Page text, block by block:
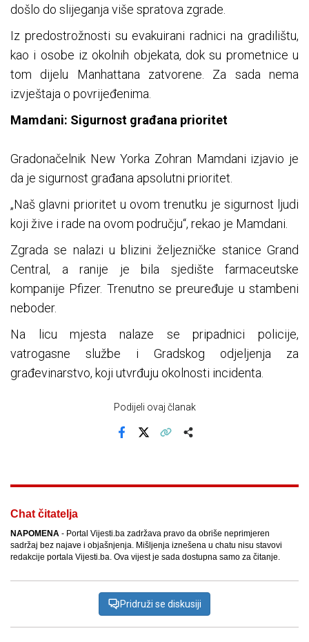
došlo do slijeganja više spratova zgrade.
Iz predostrožnosti su evakuirani radnici na gradilištu,
kao i osobe iz okolnih objekata, dok su prometnice u
tom dijelu Manhattana zatvorene. Za sada nema
izvještaja o povrijeđenima.
Mamdani: Sigurnost građana prioritet
Gradonačelnik New Yorka Zohran Mamdani izjavio je
da je sigurnost građana apsolutni prioritet.
„Naš glavni prioritet u ovom trenutku je sigurnost ljudi
koji žive i rade na ovom području“, rekao je Mamdani.
Zgrada se nalazi u blizini željezničke stanice Grand
Central, a ranije je bila sjedište farmaceutske
kompanije Pfizer. Trenutno se preuređuje u stambeni
neboder.
Na licu mjesta nalaze se pripadnici policije,
vatrogasne službe i Gradskog odjeljenja za
građevinarstvo, koji utvrđuju okolnosti incidenta.
Podijeli ovaj članak
Chat čitatelja
NAPOMENA - Portal Vijesti.ba zadržava pravo da obriše neprimjeren
sadržaj bez najave i objašnjenja. Mišljenja iznešena u chatu nisu stavovi
redakcije portala Vijesti.ba. Ova vijest je sada dostupna samo za čitanje.
Pridruži se diskusiji